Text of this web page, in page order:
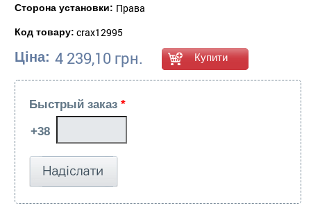
Сторона установки: Права
Код товару: crax12995
Ціна: 4 239,10 грн.
Быстрый заказ *